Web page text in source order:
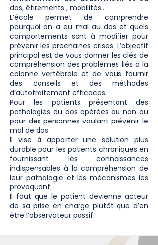
dos, étirements , mobilités…
L’école permet de comprendre
pourquoi on a eu mal au dos et quels
comportements sont à modifier pour
prévenir les prochaines crises. L’objectif
principal est de vous donner les clés de
compréhension des problèmes liés à la
colonne vertébrale et de vous fournir
des conseils et des méthodes
d’autotraitement efficaces.
Pour les patients présentant des
pathologies du dos opérées ou non ou
pour des personnes voulant prévenir le
mal de dos
Il vise à apporter une solution plus
durable pour les patients chroniques en
fournissant les connaissances
indispensables à la compréhension de
leur pathologie et les mécanismes les
provoquant.
Il faut que le patient devienne acteur
de sa prise en charge plutôt que d’en
être l’observateur passif.